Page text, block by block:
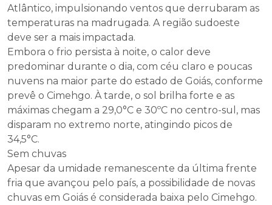
Atlântico, impulsionando ventos que derrubaram as
temperaturas na madrugada. A região sudoeste
deve ser a mais impactada.
Embora o frio persista à noite, o calor deve
predominar durante o dia, com céu claro e poucas
nuvens na maior parte do estado de Goiás, conforme
prevê o Cimehgo. À tarde, o sol brilha forte e as
máximas chegam a 29,0°C e 30ºC no centro-sul, mas
disparam no extremo norte, atingindo picos de
34,5°C.
Sem chuvas
Apesar da umidade remanescente da última frente
fria que avançou pelo país, a possibilidade de novas
chuvas em Goiás é considerada baixa pelo Cimehgo.